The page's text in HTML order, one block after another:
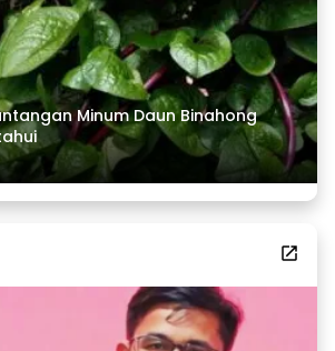
Minum Daun Binahong